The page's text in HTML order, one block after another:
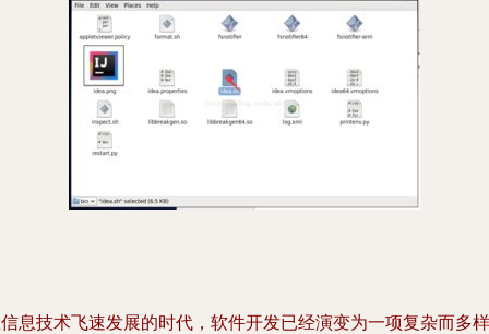
息技术飞速发展的时代，软件开发已经演变为一项复杂而多样